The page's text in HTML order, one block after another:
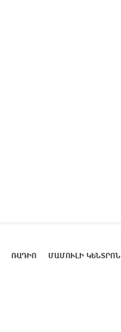
ՌԱԴԻՈ ՄԱՄՈՒԼԻ ԿԵՆՏՐՈՆ